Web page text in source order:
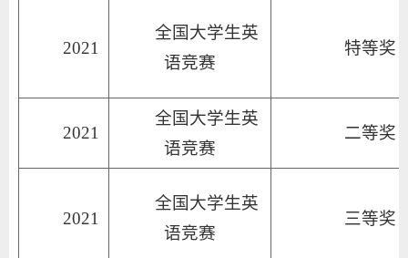
2021
全国大学生英
语竞赛
特等奖
2021
全国大学生英
语竞赛
二等奖
2021
全国大学生英
语竞赛
三等奖